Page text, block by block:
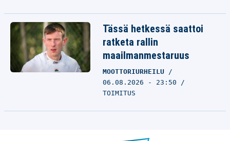
Tässä hetkessä saattoi
ratketa rallin
maailmanmestaruus
MOOTTORIURHEILU
06.08.2026 - 23:50
TOIMITUS